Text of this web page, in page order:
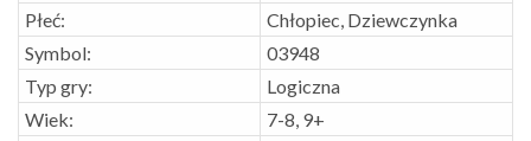
Płeć:
Chłopiec, Dziewczynka
Symbol:
03948
Typ gry:
Logiczna
Wiek:
7-8, 9+